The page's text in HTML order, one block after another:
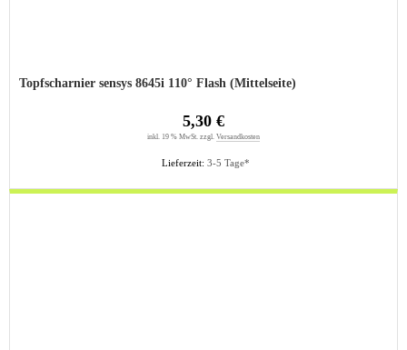
Topfscharnier sensys 8645i 110° Flash (Mittelseite)
Lieferzeit: 3-5 Tage*
5,30 €
inkl. 19 % MwSt. zzgl. Versandkosten